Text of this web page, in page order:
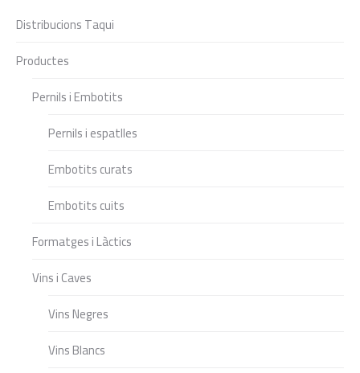
Distribucions Taqui
Productes
Pernils i Embotits
Pernils i espatlles
Embotits curats
Embotits cuits
Formatges i Làctics
Vins i Caves
Vins Negres
Vins Blancs